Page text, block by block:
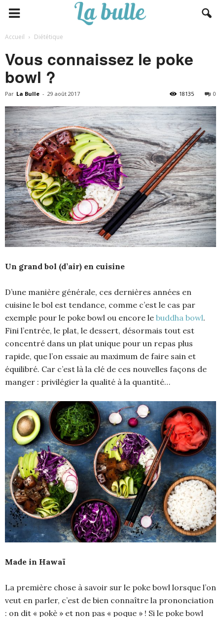
Accueil Diététique
Vous connaissez le poke
bowl ?
Par La Bulle - 29 août 2017 0
18135
Un grand bol (d’air) en cuisine
D’une manière générale, ces dernières années en
cuisine le bol est tendance, comme c’est le cas par
exemple pour le poke bowl ou encore le buddha bowl.
Fini l’entrée, le plat, le dessert, désormais tout est
concentré dans un plat unique pour un repas plus
rapide, que l’on essaie au maximum de faire sain et
équilibré. Car c’est là la clé de ces nouvelles façons de
manger : privilégier la qualité à la quantité…
Made in Hawaï
La première chose à savoir sur le poke bowl lorsque l’on
veut en parler, c’est de bien connaître la prononciation
: on dit « pokè » et non pas « poque » ! Si le poke bowl